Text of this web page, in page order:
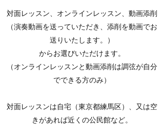
対面レッスン、オンラインレッスン、動画添削
（演奏動画を送っていただき、添削を動画でお
送りいたします。）
からお選びいただけます。
（オンラインレッスンと動画添削は調弦が自分
でできる方のみ）
対面レッスンは自宅（東京都練馬区） 、又は空
きがあれば近くの公民館など。